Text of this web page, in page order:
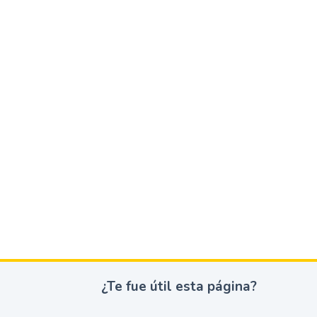
¿
¿Te fue útil esta página?